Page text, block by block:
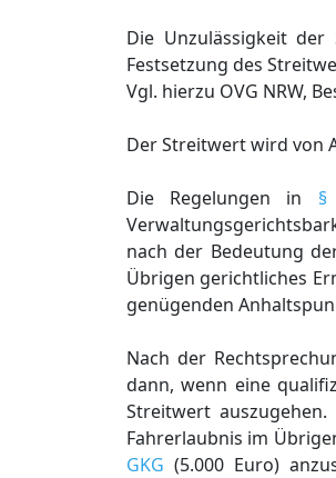
Die Unzulässigkeit
Festsetzung des
Vgl. hierzu OVG NRW,
Der Streitwert wird von
Die Regelungen in
nach der Bedeutung
Übrigen gerichtliches
genügenden
Nach der
dann, wenn eine
Streitwert
Fahrerlaubnis im
GKG (5.000 Euro)